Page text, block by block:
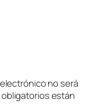
no será
están